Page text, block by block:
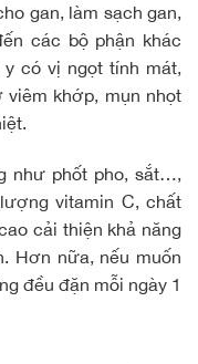
gan, làm sạch gan,
các bộ phận khác
có vị ngọt tính mát,
viêm khớp, mụn nhọt
như phốt pho, sắt…,
vitamin C, chất
cải thiện khả năng
Hơn nữa, nếu muốn
đều đặn mỗi ngày 1